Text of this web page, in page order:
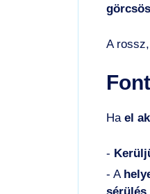
A rossz,
Hael
-
- A